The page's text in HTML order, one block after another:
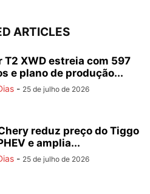
ARTICLES
T2 XWD estreia com 597
e plano de produção...
- 25 de julho de 2026
reduz preço do Tiggo
e amplia...
- 25 de julho de 2026